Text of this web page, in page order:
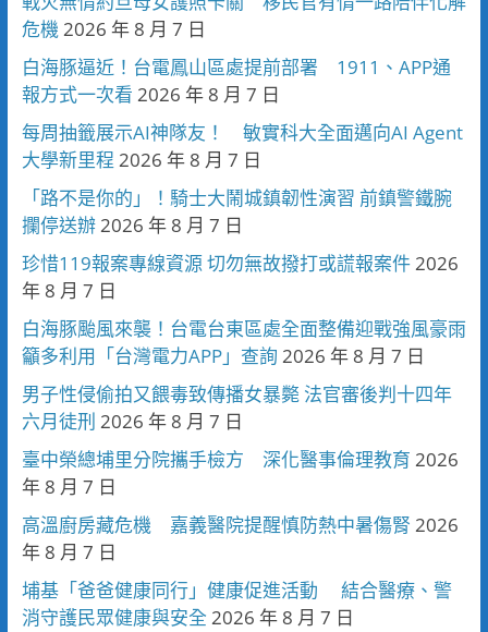
危機2026 年 8 月 7 日
白海豚逼近！台電鳳山區處提前部署 1911、APP通
報方式一次看 2026 年 8 月 7 日
每周抽籤展示AI神隊友！ 敏實科大全面邁向AI Agent
大學新里程 2026 年 8 月 7 日
「路不是你的」！騎士大鬧城鎮韌性演習 前鎮警鐵腕
攔停送辦2026 年 8 月 7 日
珍惜119報案專線資源 切勿無故撥打或謊報案件2026
年 8 月 7 日
白海豚颱風來襲！台電台東區處全面整備迎戰強風豪雨
籲多利用「台灣電力APP」查詢 2026 年 8 月 7 日
男子性侵偷拍又餵毒致傳播女暴斃 法官審後判十四年
六月徒刑 2026 年 8 月 7 日
臺中榮總埔里分院攜手檢方 深化醫事倫理教育 2026
年 8 月 7 日
高溫廚房藏危機 嘉義醫院提醒慎防熱中暑傷腎 2026
年 8 月 7 日
埔基「爸爸健康同行」健康促進活動 結合醫療、警
消守護民眾健康與安全 2026 年 8 月 7 日